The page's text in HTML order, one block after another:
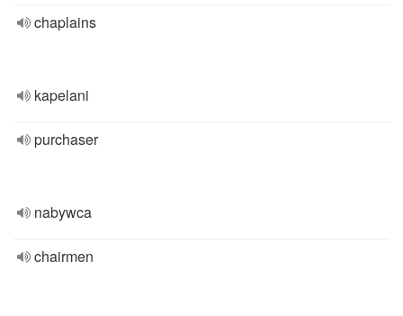
chaplains
kapelani
purchaser
nabywca
chairmen